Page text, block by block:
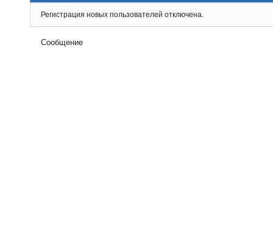
Регистрация новых пользователей отключена.
Сообщение